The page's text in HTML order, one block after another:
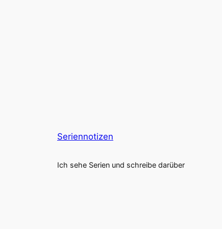
Seriennotizen
Ich sehe Serien und schreibe darüber